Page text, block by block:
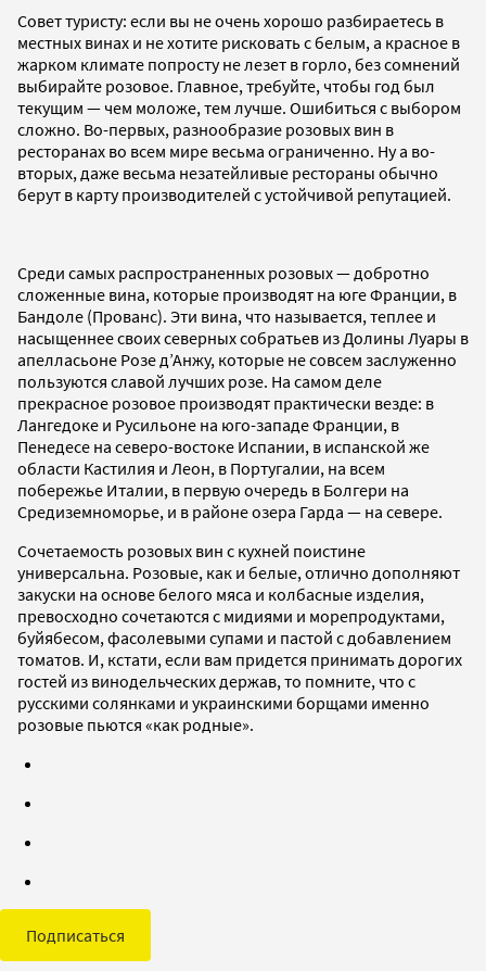
Совет туристу: если вы не очень хорошо разбираетесь в
местных винах и не хотите рисковать с белым, а красное в
жарком климате попросту не лезет в горло, без сомнений
выбирайте розовое. Главное, требуйте, чтобы год был
текущим — чем моложе, тем лучше. Ошибиться с выбором
сложно. Во-первых, разнообразие розовых вин в
ресторанах во всем мире весьма ограниченно. Ну а во-
вторых, даже весьма незатейливые рестораны обычно
берут в карту производителей с устойчивой репутацией.
Среди самых распространенных розовых — добротно
сложенные вина, которые производят на юге Франции, в
Бандоле (Прованс). Эти вина, что называется, теплее и
насыщеннее своих северных собратьев из Долины Луары в
апелласьоне Розе д’Анжу, которые не совсем заслуженно
пользуются славой лучших розе. На самом деле
прекрасное розовое производят практически везде: в
Лангедоке и Русильоне на юго-западе Франции, в
Пенедесе на северо-востоке Испании, в испанской же
области Кастилия и Леон, в Португалии, на всем
побережье Италии, в первую очередь в Болгери на
Средиземноморье, и в районе озера Гарда — на севере.
Сочетаемость розовых вин с кухней поистине
универсальна. Розовые, как и белые, отлично дополняют
закуски на основе белого мяса и колбасные изделия,
превосходно сочетаются с мидиями и морепродуктами,
буйябесом, фасолевыми супами и пастой с добавлением
томатов. И, кстати, если вам придется принимать дорогих
гостей из винодельческих держав, то помните, что с
русскими солянками и украинскими борщами именно
розовые пьются «как родные».
Подписаться